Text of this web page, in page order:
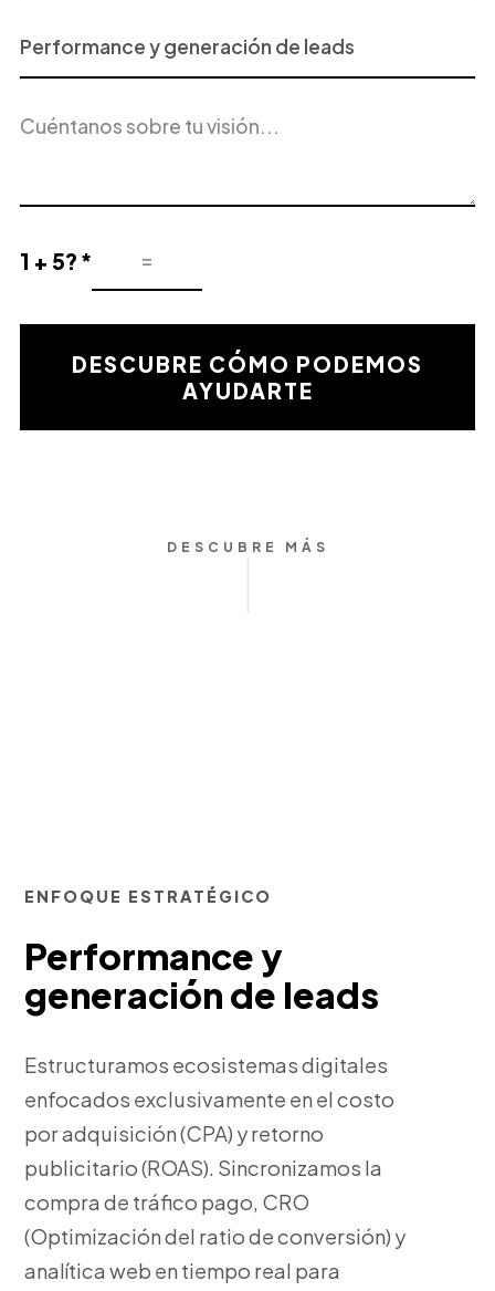
o
Servicio
Interés
del
1 + 5? *
Resultado
la
validaciónDESCUBRE CÓMO PODEMOS
AYUDARTE
DESCUBRE MÁS
ENFOQUE ESTRATÉGICO
Performance y
generación de leads
Estructuramos ecosistemas digitales
enfocados exclusivamente en el costo
por adquisición (CPA) y retorno
publicitario (ROAS). Sincronizamos la
compra de tráfico pago, CRO
(Optimización del ratio de conversión) y
analítica web en tiempo real para